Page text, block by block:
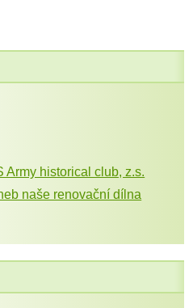
Army historical club, z.s.
naše renovační dílna